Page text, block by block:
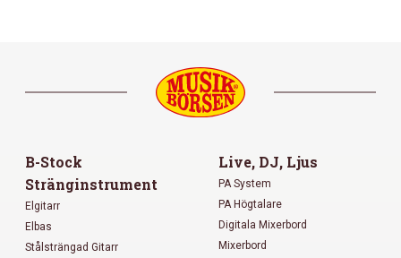
B-Stock
Stränginstrument
Elgitarr
Elbas
Stålsträngad Gitarr
Live, DJ, Ljus
PA System
PA Högtalare
Digitala Mixerbord
Mixerbord